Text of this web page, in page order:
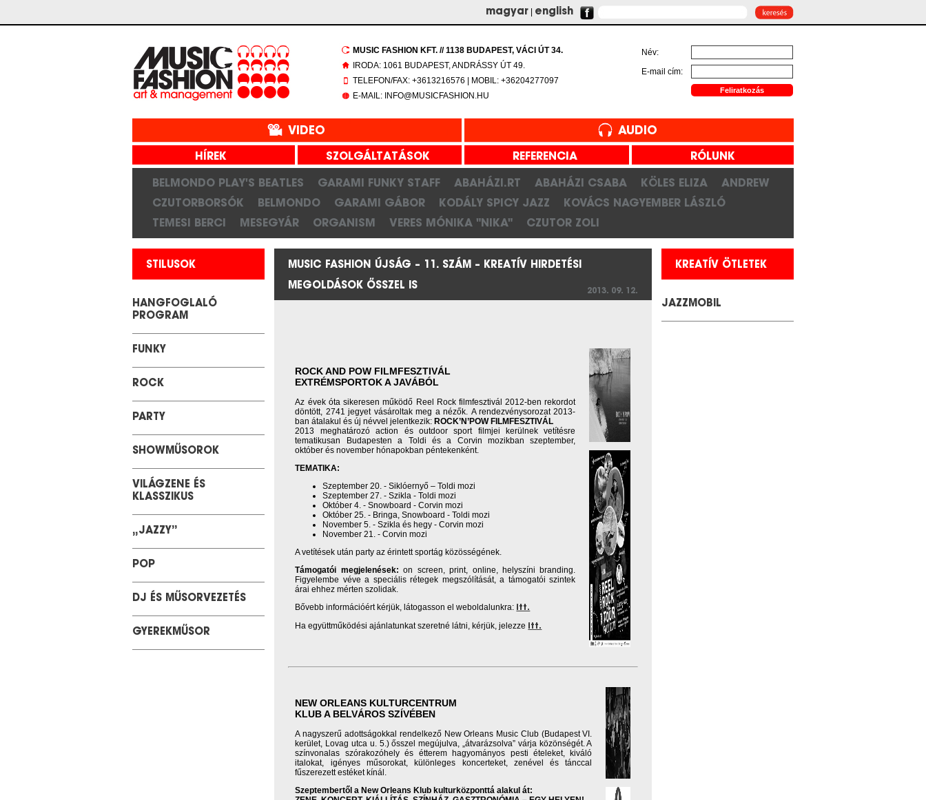
magyar english
MUSIC FASHION KFT. // 1138 BUDAPEST, VÁCI ÚT 34.
IRODA: 1061 BUDAPEST, ANDRÁSSY ÚT 49.
TELEFON/FAX: +3613216576 | MOBIL: +36204277097
E-MAIL: INFO@MUSICFASHION.HU
Név:
E-mail cím:
VIDEO AUDIO
HÍREK SZOLGÁLTATÁSOK REFERENCIA RÓLUNK
BELMONDO PLAY'S BEATLES GARAMI FUNKY STAFF ABAHÁZI.RT ABAHÁZI CSABA KÖLES ELIZA
ANDREW
CZUTORBORSÓK
BELMONDO GARAMI GÁBOR KODÁLY SPICY JAZZ
KOVÁCS NAGYEMBER LÁSZLÓ
TEMESI BERCI
MESEGYÁR ORGANISM VERES MÓNIKA "NIKA" CZUTOR ZOLI
STILUSOK
HANGFOGLALÓ
PROGRAM
FUNKY
ROCK
PARTY
SHOWMŰSOROK
VILÁGZENE ÉS
KLASSZIKUS
„JAZZY”
POP
DJ ÉS MŰSORVEZETÉS
GYEREKMŰSOR
MUSIC FASHION ÚJSÁG – 11. SZÁM – KREATÍV HIRDETÉSI
MEGOLDÁSOK ŐSSZEL IS
2013. 09. 12.
ROCK AND POW FILMFESZTIVÁL
EXTRÉMSPORTOK A JAVÁBÓL
Az évek óta sikeresen működő Reel Rock filmfesztivál 2012-ben rekordot
döntött, 2741 jegyet vásároltak meg a nézők. A rendezvénysorozat 2013-
ban átalakul és új névvel jelentkezik: ROCK’N’POW FILMFESZTIVÁL
2013 meghatározó action és outdoor sport filmjei kerülnek vetítésre
tematikusan Budapesten a Toldi és a Corvin mozikban szeptember,
október és november hónapokban péntekenként.
TEMATIKA:
Szeptember 20. - Siklóernyő – Toldi mozi
Szeptember 27. - Szikla - Toldi mozi
Október 4. - Snowboard - Corvin mozi
Október 25. - Bringa, Snowboard - Toldi mozi
November 5. - Szikla és hegy - Corvin mozi
November 21. - Corvin mozi
A vetítések után party az érintett sportág közösségének.
Támogatói megjelenések: on screen, print, online, helyszíni branding.
Figyelembe véve a speciális rétegek megszólítását, a támogatói szintek
árai ehhez mérten szolidak.
Bővebb információért kérjük, látogasson el weboldalunkra:
itt.
Ha együttműködési ajánlatunkat szeretné látni, kérjük, jelezze itt.
NEW ORLEANS KULTURCENTRUM
KLUB A BELVÁROS SZÍVÉBEN
A nagyszerű adottságokkal rendelkező New Orleans Music Club (Budapest VI.
kerület, Lovag utca u. 5.) ősszel megújulva, „átvarázsolva” várja közönségét. A
színvonalas szórakozóhely és étterem hagyományos pesti ételeket, kiváló
italokat, igényes műsorokat, különleges koncerteket, zenével és tánccal
fűszerezett estéket kínál.
Szeptembertől a New Orleans Klub kulturközponttá alakul át:
KREATÍV ÖTLETEK
JAZZMOBIL